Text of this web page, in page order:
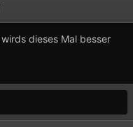
dieses Mal besser